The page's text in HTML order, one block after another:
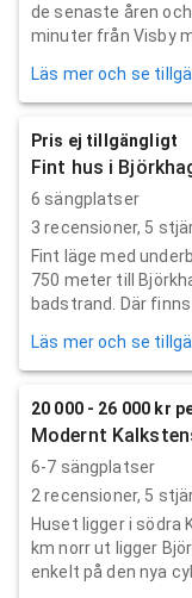
de senaste åren
minuter från Visby
Läs mer och se
Pris ej tillgängligt
Fint hus i
6 sängplatser
3 recensioner, 5
Fint läge med
750 meter till
badstrand. Där finns
Läs mer och se
20 000 - 26 000 kr
Modernt
6-7 sängplatser
2 recensioner, 5
Huset ligger i södra
km norr ut ligger
enkelt på den nya